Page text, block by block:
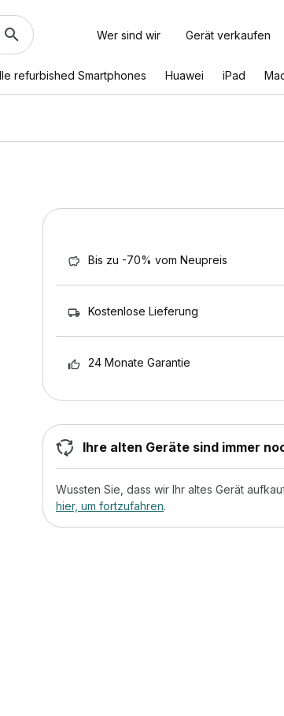
Wer sind wir Gerät verkaufen
refurbished Smartphones Huawei iPad
Bis zu -70% vom Neupreis
Kostenlose Lieferung
24 Monate Garantie
Ihre alten Geräte sind immer
Wussten Sie, dass wir Ihr altes Gerät
hier, um fortzufahren.